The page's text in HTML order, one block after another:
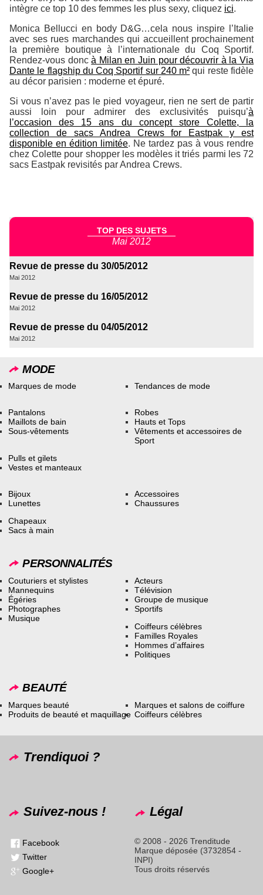
intègre ce top 10 des femmes les plus sexy, cliquez ici.
Monica Bellucci en body D&G…cela nous inspire l’Italie
avec ses rues marchandes qui accueillent prochainement
la première boutique à l’internationale du Coq Sportif.
Rendez-vous doncà Milan en Juin pour découvrir à la Via
Dante le flagship du Coq Sportif sur 240 m² qui reste fidèle
au décor parisien : moderne et épuré.
Si vous n’avez pas le pied voyageur, rien ne sert de partir
aussi loin pour admirer des exclusivités puisqu’à
l’occasion des 15 ans du concept store Colette, la
collection de sacs Andrea Crews for Eastpak y est
disponible en édition limitée. Ne tardez pas à vous rendre
chez Colette pour shopper les modèles it triés parmi les 72
sacs Eastpak revisités par Andrea Crews.
TOP DES SUJETS
Mai 2012
Revue de presse du 30/05/2012
Mai 2012
Revue de presse du 16/05/2012
Mai 2012
Revue de presse du 04/05/2012
Mai 2012
MODE
Marques de mode Tendances de mode
Pantalons
Maillots de bain
Sous-vêtements
Robes
Hauts et Tops
Vêtements et accessoires de
Sport
Pulls et gilets
Vestes et manteaux
Bijoux
Lunettes
Accessoires
Chaussures
Chapeaux
Sacs à main
PERSONNALITÉS
Couturiers et stylistes
Mannequins
Égéries
Photographes
Musique
Acteurs
Télévision
Groupe de musique
Sportifs
Coiffeurs célèbres
Familles Royales
Hommes d’affaires
Politiques
BEAUTÉ
Marques beauté
Produits de beauté et maquillage
Marques et salons de coiffure
Coiffeurs célèbres
Trendiquoi ?
Suivez-nous !
Facebook
Twitter
Google+
Légal
© 2008 - 2026 Trenditude
Marque déposée (3732854 -
INPI)
Tous droits réservés